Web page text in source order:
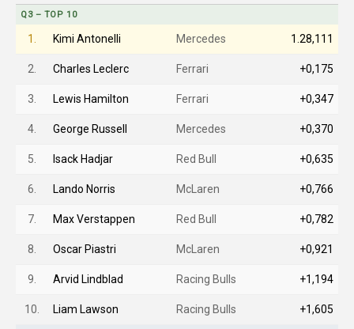
Q3 – TOP 10
1. Kimi Antonelli Mercedes 1.28,111
2. Charles Leclerc Ferrari +0,175
3. Lewis Hamilton Ferrari +0,347
4. George Russell Mercedes +0,370
5. Isack Hadjar Red Bull +0,635
6. Lando Norris McLaren +0,766
7. Max Verstappen Red Bull +0,782
8. Oscar Piastri McLaren +0,921
9. Arvid Lindblad Racing Bulls +1,194
10. Liam Lawson Racing Bulls +1,605